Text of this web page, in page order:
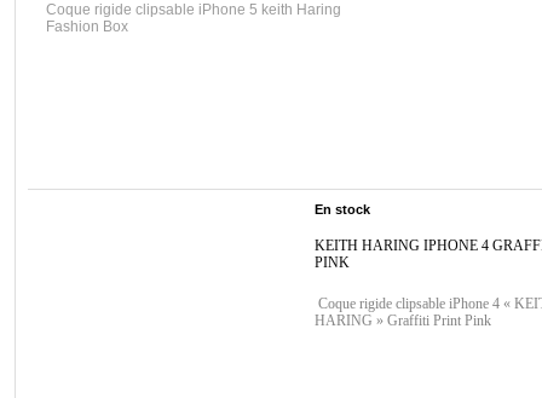
Coque rigide clipsable iPhone 5 keith Haring
Fashion Box
En stock
KEITH HARING IPHONE 4
PINK
Coque rigide clipsable iPhone 4 «
HARING » Graffiti Print Pink